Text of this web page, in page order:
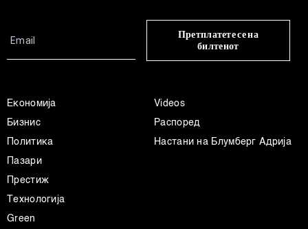
Претплатете се на
билтенот
Економија
Бизнис
Политика
Пазари
Престиж
Технологија
Green
Videos
Распоред
Настани на Блумберг Адрија